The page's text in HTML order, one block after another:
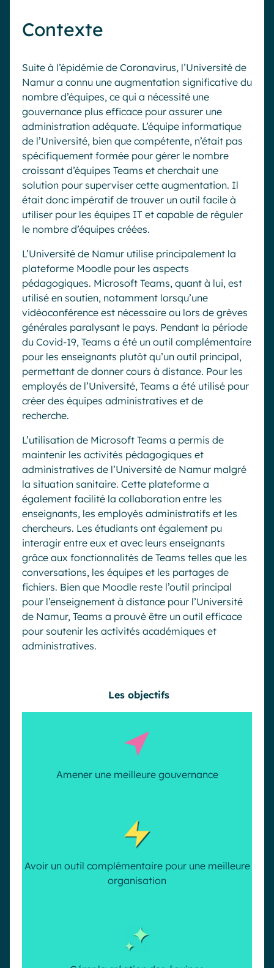
Contexte
Suite à l’épidémie de Coronavirus, l’Université de
Namur a connu une augmentation significative du
nombre d’équipes, ce qui a nécessité une
gouvernance plus efficace pour assurer une
administration adéquate. L’équipe informatique
de l’Université, bien que compétente, n’était pas
spécifiquement formée pour gérer le nombre
croissant d’équipes Teams et cherchait une
solution pour superviser cette augmentation. Il
était donc impératif de trouver un outil facile à
utiliser pour les équipes IT et capable de réguler
le nombre d’équipes créées.
L’Université de Namur utilise principalement la
plateforme Moodle pour les aspects
pédagogiques. Microsoft Teams, quant à lui, est
utilisé en soutien, notamment lorsqu’une
vidéoconférence est nécessaire ou lors de grèves
générales paralysant le pays. Pendant la période
du Covid-19, Teams a été un outil complémentaire
pour les enseignants plutôt qu’un outil principal,
permettant de donner cours à distance. Pour les
employés de l’Université, Teams a été utilisé pour
créer des équipes administratives et de
recherche.
L’utilisation de Microsoft Teams a permis de
maintenir les activités pédagogiques et
administratives de l’Université de Namur malgré
la situation sanitaire. Cette plateforme a
également facilité la collaboration entre les
enseignants, les employés administratifs et les
chercheurs. Les étudiants ont également pu
interagir entre eux et avec leurs enseignants
grâce aux fonctionnalités de Teams telles que les
conversations, les équipes et les partages de
fichiers. Bien que Moodle reste l’outil principal
pour l’enseignement à distance pour l’Université
de Namur, Teams a prouvé être un outil efficace
pour soutenir les activités académiques et
administratives.
Les objectifs
Amener une meilleure gouvernance
Avoir un outil complémentaire pour une meilleure
organisation